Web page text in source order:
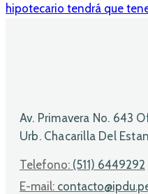
hipotecario tendrá que
Av. Primavera No. 643
Urb. Chacarilla Del
Telefono: (511) 6449292
E-mail: